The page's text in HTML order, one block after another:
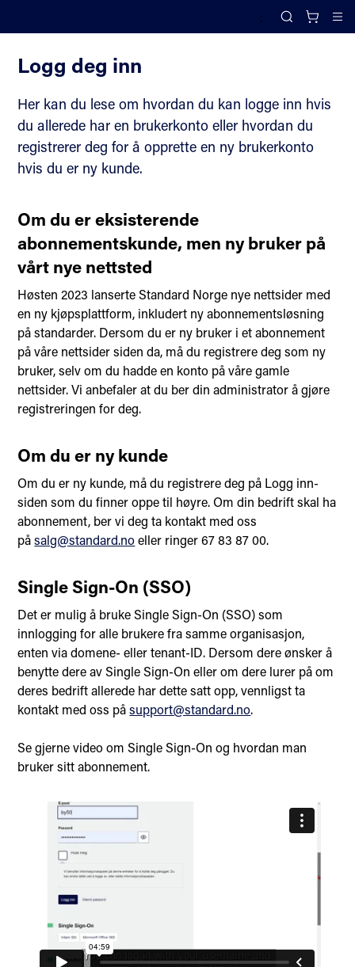
;
Search
Logg deg inn
Her kan du lese om hvordan du kan logge inn hvis
du allerede har en brukerkonto eller hvordan du
registrerer deg for å opprette en ny brukerkonto
hvis du er ny kunde.
Om du er eksisterende
abonnementskunde, men ny bruker på
vårt nye nettsted
Høsten 2023 lanserte Standard Norge nye nettsider med
en ny kjøpsplattform, inkludert ny abonnementsløsning
på standarder. Dersom du er ny bruker i et abonnement
på våre nettsider siden da, må du registrere deg som ny
bruker, selv om du hadde en konto på våre gamle
nettsider. Vi anbefaler at du ber din administrator å gjøre
registreringen for deg.
Om du er ny kunde
Om du er ny kunde, må du registrere deg på Logg inn-
siden som du finner oppe til høyre. Om din bedrift skal ha
abonnement, ber vi deg ta kontakt med oss
påsalg@standard.noeller ringer 67 83 87 00.
Single Sign-On (SSO)
Det er mulig å bruke Single Sign-On (SSO) som
innlogging for alle brukere fra samme organisasjon,
enten via domene- eller tenant-ID. Dersom dere ønsker å
benytte dere av Single Sign-On eller om dere lurer på om
deres bedrift allerede har dette satt opp, vennligst ta
kontakt med oss påsupport@standard.no.
Se gjerne video om Single Sign-On og hvordan man
bruker sitt abonnement.